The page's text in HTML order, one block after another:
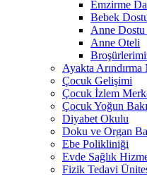
Emzirme
Bebek
Anne Dostu
Anne Oteli
Ayakta Arındırma
Çocuk Gelişimi
Çocuk İzlem
Çocuk Yoğun
Diyabet Okulu
Doku ve Organ
Ebe Polikliniği
Evde Sağlık
Fizik Tedavi